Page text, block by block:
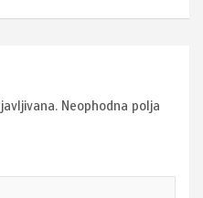
Neophodna polja